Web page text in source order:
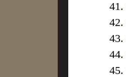
41.
42.
43.
44.
45.